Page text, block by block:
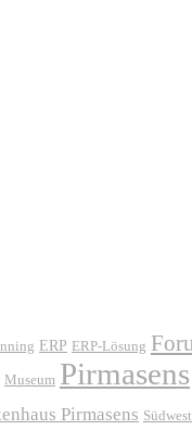
ERP ERP-Lösung
Museum Pirmasens
Pirmasens